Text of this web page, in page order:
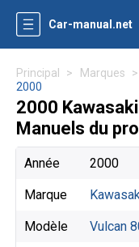
Car-manual.net
Principal Marques
2000
2000
Manuels du
Année 2000
Marque
Modèle Vulcan